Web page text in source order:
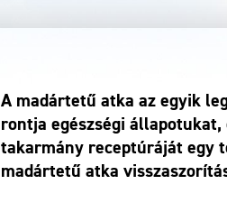
A madártetű atka az egyik
rontja egészségi
takarmány receptúráját egy
madártetű atka